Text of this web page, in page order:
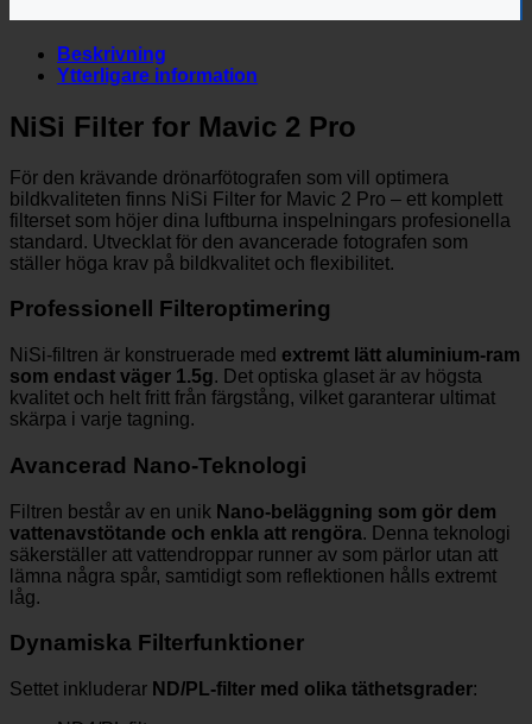
Beskrivning
Ytterligare information
NiSi Filter for Mavic 2 Pro
För den krävande drönarfötografen som vill optimera
bildkvaliteten finns NiSi Filter for Mavic 2 Pro – ett komplett
filterset som höjer dina luftburna inspelningars profesionella
standard. Utvecklat för den avancerade fotografen som
ställer höga krav på bildkvalitet och flexibilitet.
Professionell Filteroptimering
NiSi-filtren är konstruerade med extremt lätt aluminium-ram
som endast väger 1.5g. Det optiska glaset är av högsta
kvalitet och helt fritt från färgstång, vilket garanterar ultimat
skärpa i varje tagning.
Avancerad Nano-Teknologi
Filtren består av en unik Nano-beläggning som gör dem
vattenavstötande och enkla att rengöra. Denna teknologi
säkerställer att vattendroppar runner av som pärlor utan att
lämna några spår, samtidigt som reflektionen hålls extremt
låg.
Dynamiska Filterfunktioner
Settet inkluderar ND/PL-filter med olika täthetsgrader: